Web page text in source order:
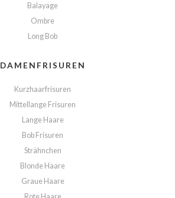
Balayage
Ombre
Long Bob
DAMENFRISUREN
Kurzhaarfrisuren
Mittellange Frisuren
Lange Haare
Bob Frisuren
Strähnchen
Blonde Haare
Graue Haare